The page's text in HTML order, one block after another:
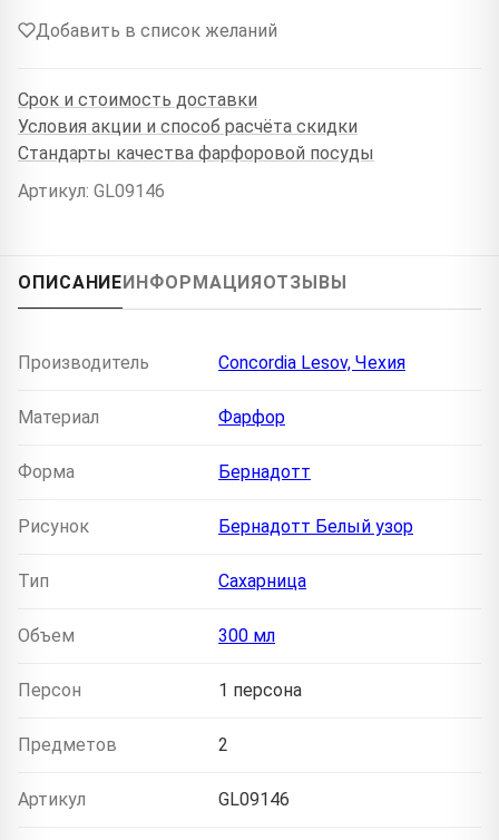
Добавить в список желаний
Срок и стоимость доставки
Условия акции и способ расчёта скидки
Стандарты качества фарфоровой посуды
Артикул: GL09146
ОПИСАНИЕИНФОРМАЦИЯОТЗЫВЫ
Производитель Concordia Lesov, Чехия
Материал Фарфор
Форма Бернадотт
Рисунок Бернадотт Белый узор
Тип Сахарница
Объем 300 мл
Персон 1 персона
Предметов 2
Артикул GL09146